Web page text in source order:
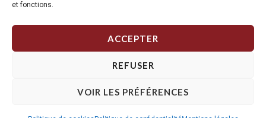
et fonctions.
ACCEPTER
REFUSER
VOIR LES PRÉFÉRENCES
Copyright © 2026 Storm RC. Powered by Storm Team.